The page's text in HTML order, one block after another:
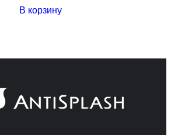
В корзину